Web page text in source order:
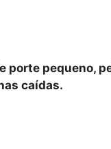
porte pequeno,
caídas.